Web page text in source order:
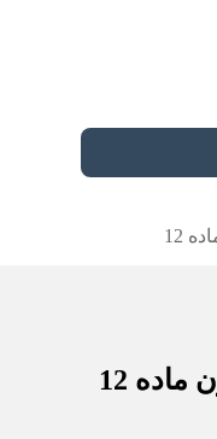
12
12